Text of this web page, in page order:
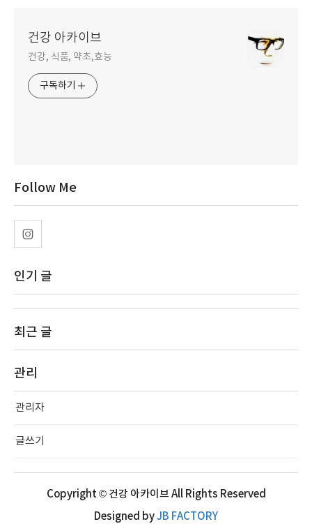
건강 아카이브
건강, 식품, 약초,효능
구독하기
Follow Me
인기 글
최근 글
관리
관리자
글쓰기
Copyright © 건강 아카이브 All Rights Reserved
Designed byJB FACTORY